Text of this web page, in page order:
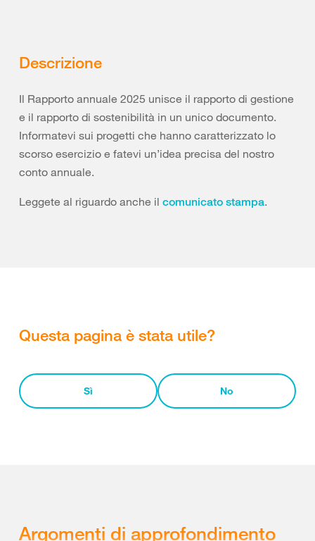
Descrizione
Il Rapporto annuale 2025 unisce il rapporto di gestione
e il rapporto di sostenibilità in un unico documento.
Informatevi sui progetti che hanno caratterizzato lo
scorso esercizio e fatevi un’idea precisa del nostro
conto annuale.
Leggete al riguardo anche il comunicato stampa.
Questa pagina è stata utile?
Sì No
Argomenti di approfondimento